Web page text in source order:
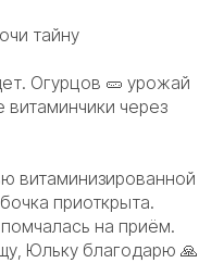
тайну
Огурцов 🥒 урожай
через
витаминизированной
приоткрыта.
на приём.
Юльку благодарю 🙏